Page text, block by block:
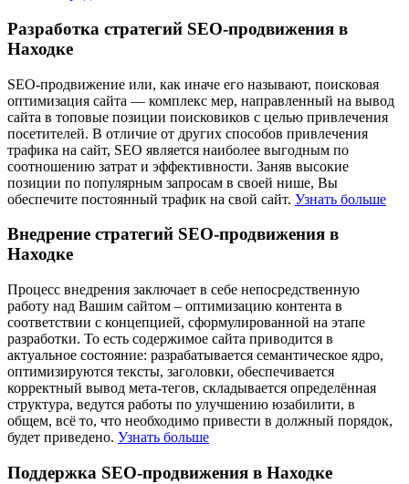
Разработка стратегий SEO-продвижения в
Находке
SEO-продвижение или, как иначе его называют, поисковая
оптимизация сайта — комплекс мер, направленный на вывод
сайта в топовые позиции поисковиков с целью привлечения
посетителей. В отличие от других способов привлечения
трафика на сайт, SEO является наиболее выгодным по
соотношению затрат и эффективности. Заняв высокие
позиции по популярным запросам в своей нише, Вы
обеспечите постоянный трафик на свой сайт. Узнать больше
Внедрение стратегий SEO-продвижения в
Находке
Процесс внедрения заключает в себе непосредственную
работу над Вашим сайтом – оптимизацию контента в
соответствии с концепцией, сформулированной на этапе
разработки. То есть содержимое сайта приводится в
актуальное состояние: разрабатывается семантическое ядро,
оптимизируются тексты, заголовки, обеспечивается
корректный вывод мета-тегов, складывается определённая
структура, ведутся работы по улучшению юзабилити, в
общем, всё то, что необходимо привести в должный порядок,
будет приведено. Узнать больше
Поддержка SEO-продвижения в Находке